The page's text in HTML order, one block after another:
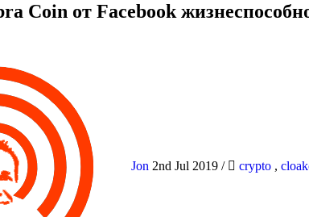
Coin от Facebook
Jon 2nd Jul 2019 / crypto ,